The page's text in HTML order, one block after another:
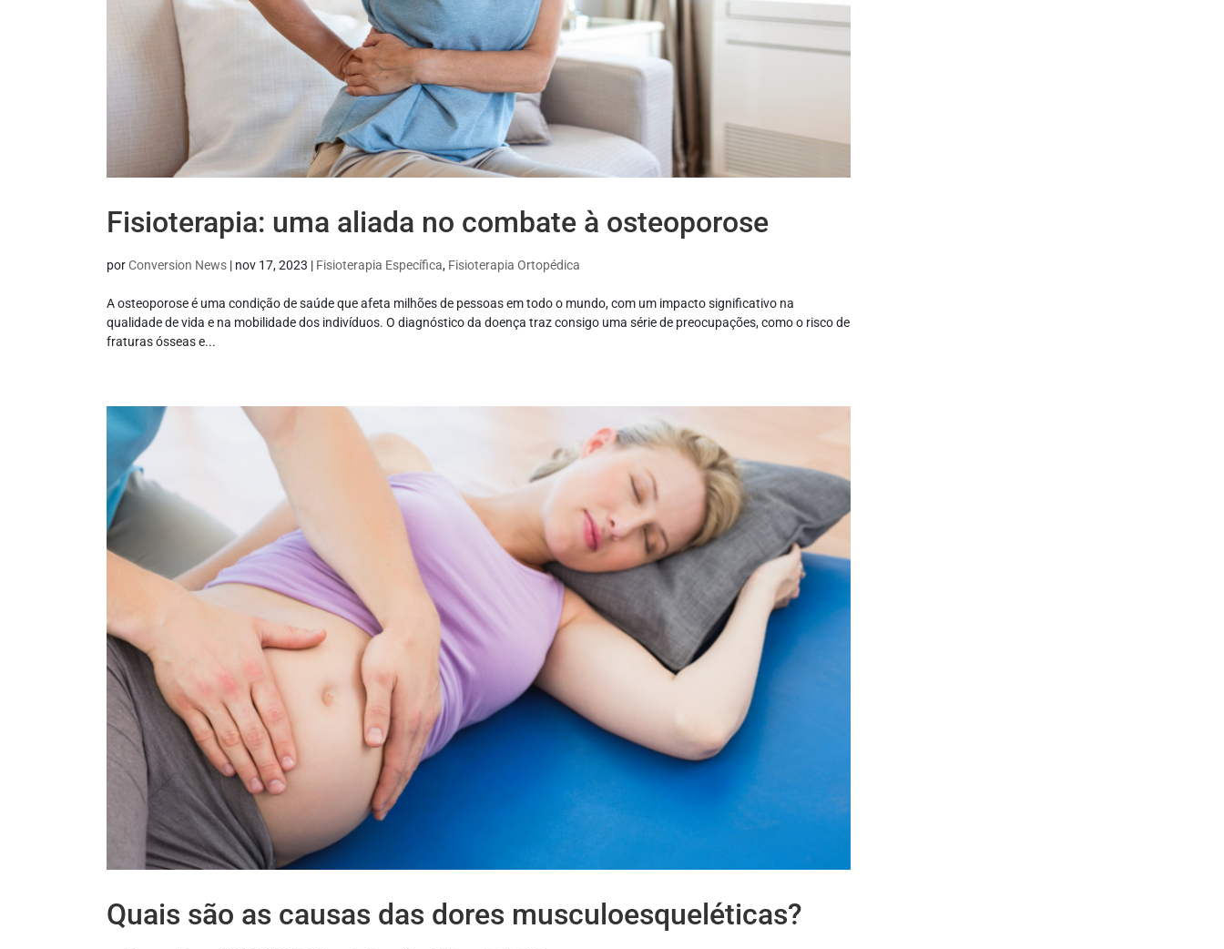
Fisioterapia: uma aliada no combate à osteoporose
porConversion News | nov 17, 2023 | Fisioterapia Específica, Fisioterapia Ortopédica
A osteoporose é uma condição de saúde que afeta milhões de pessoas em todo o mundo, com um impacto significativo na
qualidade de vida e na mobilidade dos indivíduos. O diagnóstico da doença traz consigo uma série de preocupações, como o risco de
fraturas ósseas e...
Quais são as causas das dores musculoesqueléticas?